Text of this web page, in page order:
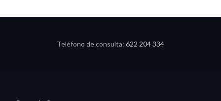
Teléfono de consulta: 622 204 334